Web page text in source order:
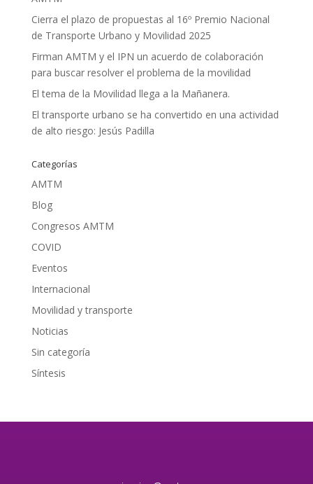
Cierra el plazo de propuestas al 16º Premio Nacional
de Transporte Urbano y Movilidad 2025
Firman AMTM y el IPN un acuerdo de colaboración
para buscar resolver el problema de la movilidad
El tema de la Movilidad llega a la Mañanera.
El transporte urbano se ha convertido en una actividad
de alto riesgo: Jesús Padilla
Categorías
AMTM
Blog
Congresos AMTM
COVID
Eventos
Internacional
Movilidad y transporte
Noticias
Sin categoría
Síntesis